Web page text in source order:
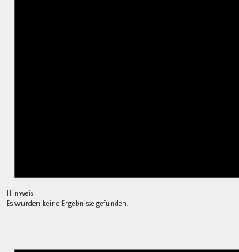
Hinweis
Es wurden keine Ergebnisse gefunden.